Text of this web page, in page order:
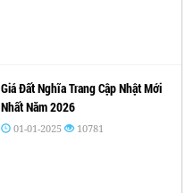
Giá Đất Nghĩa Trang Cập Nhật Mới
Nhất Năm 2026
01-01-2025 10781